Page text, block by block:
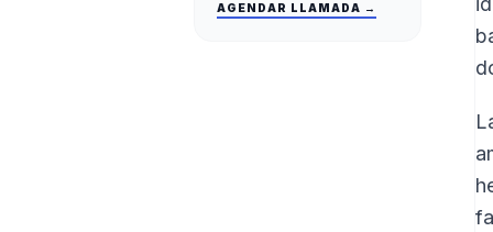
AGENDAR LLAMADA →